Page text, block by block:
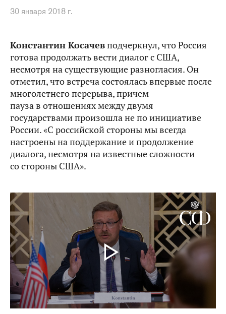
30 января 2018 г.
Константин Косачевподчеркнул, что Россия
готова продолжать вести диалог с США,
несмотря на существующие разногласия. Он
отметил, что встреча состоялась впервые после
многолетнего перерыва, причем
пауза в отношениях между двумя
государствами произошла не по инициативе
России. «С российской стороны мы всегда
настроены на поддержание и продолжение
диалога, несмотря на известные сложности
со стороны США».